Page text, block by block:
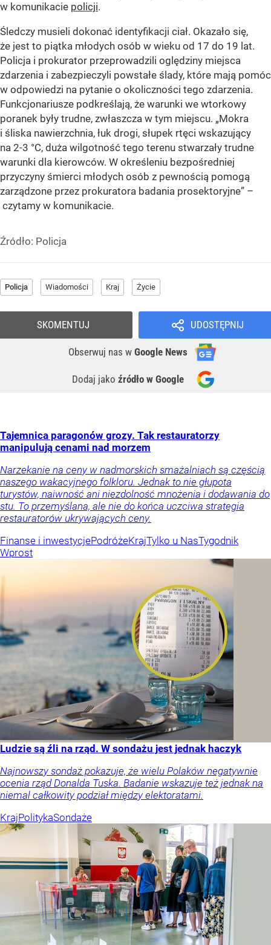
w komunikacie policji.
Śledczy musieli dokonać identyfikacji ciał. Okazało się,
że jest to piątka młodych osób w wieku od 17 do 19 lat.
Policja i prokurator przeprowadzili oględziny miejsca
zdarzenia i zabezpieczyli powstałe ślady, które mają pomóc
w odpowiedzi na pytanie o okoliczności tego zdarzenia.
Funkcjonariusze podkreślają, że warunki we wtorkowy
poranek były trudne, zwłaszcza w tym miejscu. „Mokra
i śliska nawierzchnia, łuk drogi, słupek rtęci wskazujący
na 2-3 °C, duża wilgotność tego terenu stwarzały trudne
warunki dla kierowców. W określeniu bezpośredniej
przyczyny śmierci młodych osób z pewnością pomogą
zarządzone przez prokuratora badania prosektoryjne” –
czytamy w komunikacie.
Źródło: Policja
Policja Wiadomości Kraj Życie
UDOSTĘPNIJ
Obserwuj nas w Google News
Dodaj jako źródło w Google
SKOMENTUJ
Tajemnica paragonów grozy. Tak restauratorzy
manipulują cenami nad morzem
Narzekanie na ceny w nadmorskich smażalniach są częścią
naszego wakacyjnego folkloru. Jednak to nie głupota
turystów, naiwność ani niezdolność mnożenia i dodawania do
stu. To przemyślana, ale nie do końca uczciwa strategia
restauratorów ukrywających ceny.
Finanse i inwestycjePodróżeKrajTylko u NasTygodnik
Wprost
Ludzie są źli na rząd. W sondażu jest jednak haczyk
Najnowszy sondaż pokazuje, że wielu Polaków negatywnie
ocenia rząd Donalda Tuska. Badanie wskazuje też jednak na
niemal całkowity podział między elektoratami.
KrajPolitykaSondaże